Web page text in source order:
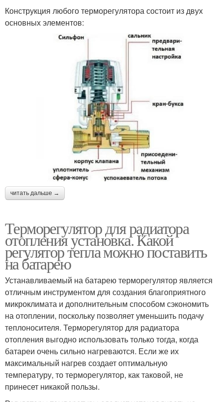
Конструкция любого терморегулятора состоит из двух
основных элементов:
читать дальше →
Терморегулятор для радиатора
отопления установка. Какой
регулятор тепла можно поставить
на батарею
Устанавливаемый на батарею терморегулятор является
отличным инструментом для создания благоприятного
микроклимата и дополнительным способом сэкономить
на отоплении, поскольку позволяет уменьшить подачу
теплоносителя. Терморегулятор для радиатора
отопления выгодно использовать только тогда, когда
батареи очень сильно нагреваются. Если же их
максимальный нагрев создает оптимальную
температуру, то терморегулятор, как таковой, не
принесет никакой пользы.